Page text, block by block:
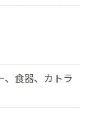
食器、カトラ